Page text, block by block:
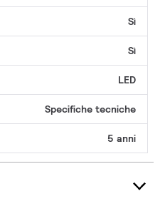
Sì
Sì
LED
Specifiche tecniche
5 anni